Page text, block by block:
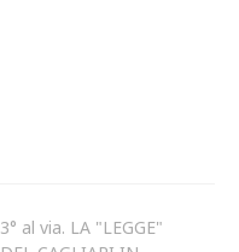
3° al via. LA "LEGGE"